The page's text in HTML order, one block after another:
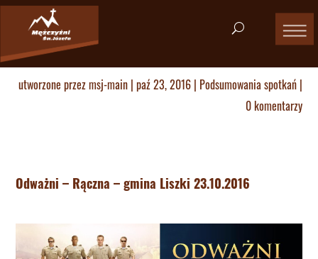
utworzone przezmsj-main| paź 23, 2016| Podsumowania spotkań|
0 komentarzy
Odważni – Rączna – gmina Liszki 23.10.2016